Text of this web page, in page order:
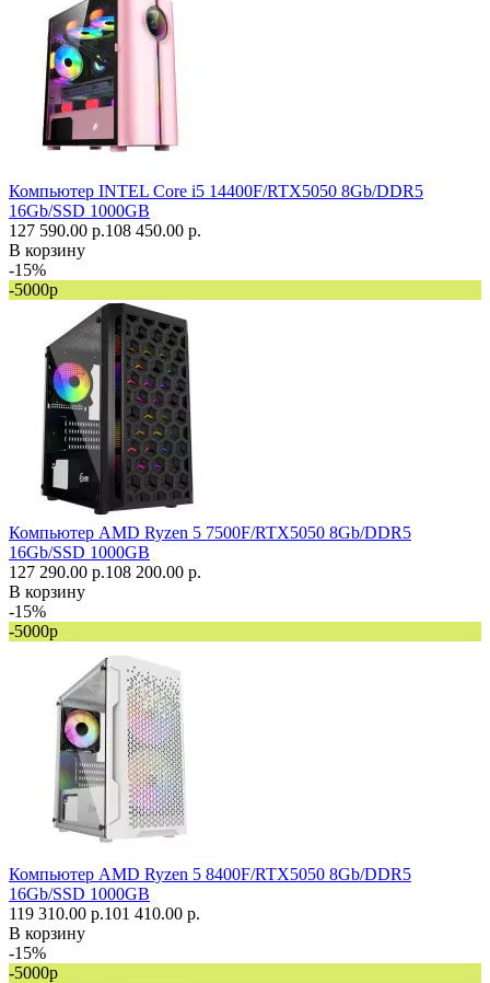
Компьютер INTEL Core i5 14400F/RTX5050 8Gb/DDR5
16Gb/SSD 1000GB
127 590.00 р.108 450.00 р.
В корзину
-15%
-5000р
Компьютер AMD Ryzen 5 7500F/RTX5050 8Gb/DDR5
16Gb/SSD 1000GB
127 290.00 р.108 200.00 р.
В корзину
-15%
-5000р
Компьютер AMD Ryzen 5 8400F/RTX5050 8Gb/DDR5
16Gb/SSD 1000GB
119 310.00 р.101 410.00 р.
В корзину
-15%
-5000р